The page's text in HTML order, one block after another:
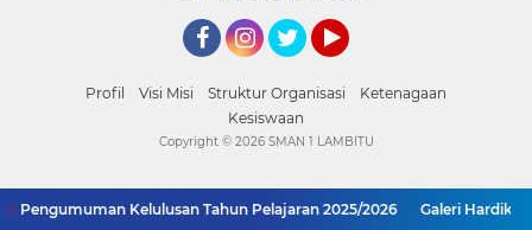
Profil Visi Misi Struktur Organisasi
Ketenagaan
Kesiswaan
Pengumuman Kelulusan Tahun Pelajaran 2025/2026 Galeri
Copyright © 2026 SMAN 1 LAMBITU